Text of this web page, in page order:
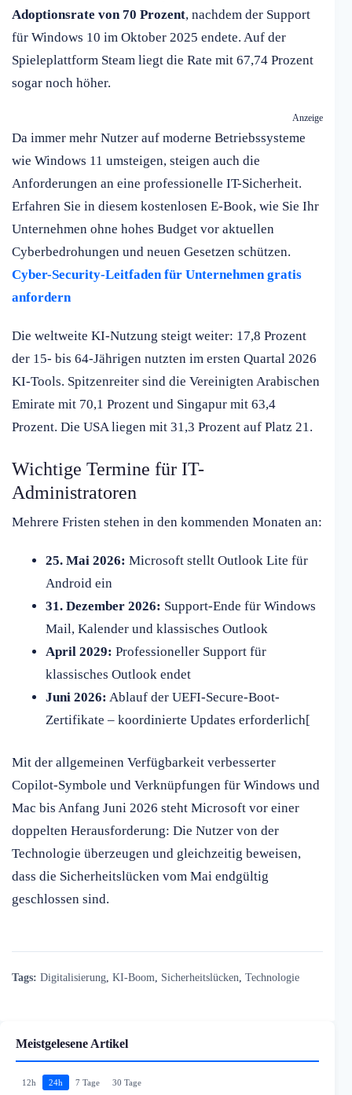
Adoptionsrate von 70 Prozent, nachdem der Support
für Windows 10 im Oktober 2025 endete. Auf der
Spieleplattform Steam liegt die Rate mit 67,74 Prozent
sogar noch höher.
Anzeige
Da immer mehr Nutzer auf moderne Betriebssysteme
wie Windows 11 umsteigen, steigen auch die
Anforderungen an eine professionelle IT-Sicherheit.
Erfahren Sie in diesem kostenlosen E-Book, wie Sie Ihr
Unternehmen ohne hohes Budget vor aktuellen
Cyberbedrohungen und neuen Gesetzen schützen.
Cyber-Security-Leitfaden für Unternehmen gratis
anfordern
Die weltweite KI-Nutzung steigt weiter: 17,8 Prozent
der 15- bis 64-Jährigen nutzten im ersten Quartal 2026
KI-Tools. Spitzenreiter sind die Vereinigten Arabischen
Emirate mit 70,1 Prozent und Singapur mit 63,4
Prozent. Die USA liegen mit 31,3 Prozent auf Platz 21.
Wichtige Termine für IT-
Administratoren
Mehrere Fristen stehen in den kommenden Monaten an:
25. Mai 2026: Microsoft stellt Outlook Lite für
Android ein
31. Dezember 2026: Support-Ende für Windows
Mail, Kalender und klassisches Outlook
April 2029: Professioneller Support für
klassisches Outlook endet
Juni 2026: Ablauf der UEFI-Secure-Boot-
Zertifikate – koordinierte Updates erforderlich[
Mit der allgemeinen Verfügbarkeit verbesserter
Copilot-Symbole und Verknüpfungen für Windows und
Mac bis Anfang Juni 2026 steht Microsoft vor einer
doppelten Herausforderung: Die Nutzer von der
Technologie überzeugen und gleichzeitig beweisen,
dass die Sicherheitslücken vom Mai endgültig
geschlossen sind.
Tags: Digitalisierung KI-Boom Sicherheitslücken Technologie
Meistgelesene Artikel
12h 24h 7 Tage 30 Tage